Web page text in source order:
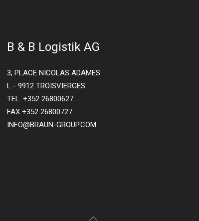
B & B Logistik AG
3, PLACE NICOLAS ADAMES
L - 9912 TROISVIERGES
TEL. +352 26800627
FAX +352 26800727
INFO@BRAUN-GROUP.COM